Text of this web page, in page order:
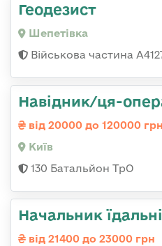
Геодезист
Шепетівка
Військова частина
Навідник/ця-
від 20000 до 120000 грн
Київ
130 Батальйон ТрО
Начальник їдальні
від 21400 до 23000 грн